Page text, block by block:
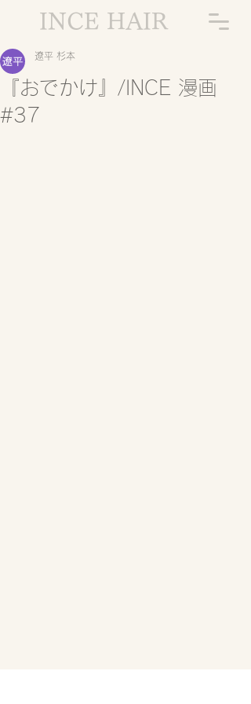
INCE HAIR
『おでかけ』/INCE 漫画
#37
遼平 杉本